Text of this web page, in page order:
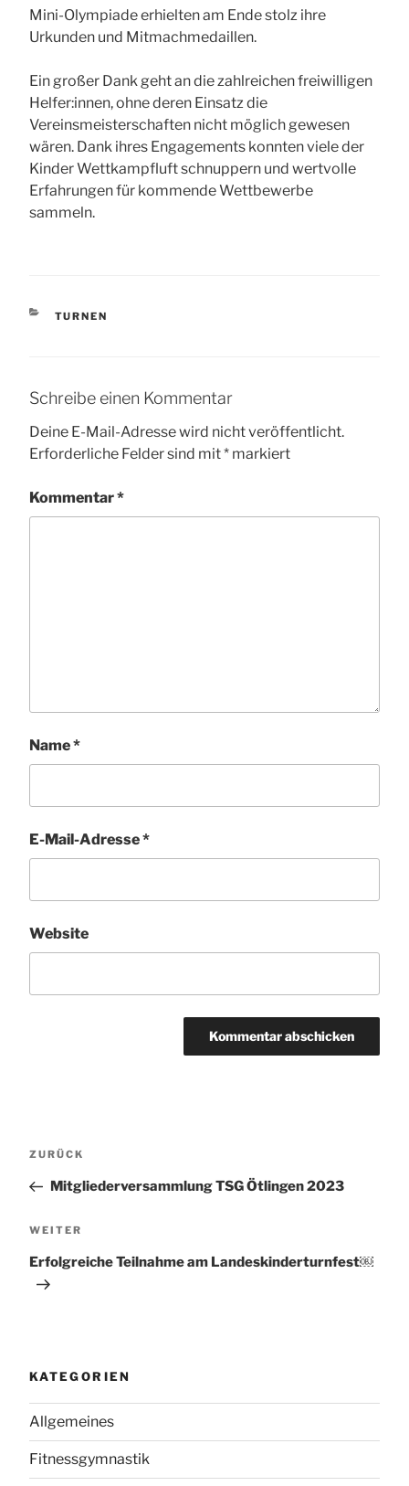
Mini-Olympiade erhielten am Ende stolz ihre
Urkunden und Mitmachmedaillen.
Ein großer Dank geht an die zahlreichen freiwilligen
Helfer:innen, ohne deren Einsatz die
Vereinsmeisterschaften nicht möglich gewesen
wären. Dank ihres Engagements konnten viele der
Kinder Wettkampfluft schnuppern und wertvolle
Erfahrungen für kommende Wettbewerbe
sammeln.
KATEGORIEN
TURNEN
Schreibe einen Kommentar
Deine E-Mail-Adresse wird nicht veröffentlicht.
Erforderliche Felder sind mit* markiert
Kommentar*
Name*
E-Mail-Adresse*
Website
Vorheriger
ZURÜCK
Mitgliederversammlung TSG Ötlingen 2023
Nächster
WEITER
Erfolgreiche Teilnahme am Landeskinderturnfest￼
KATEGORIEN
Allgemeines
Fitnessgymnastik